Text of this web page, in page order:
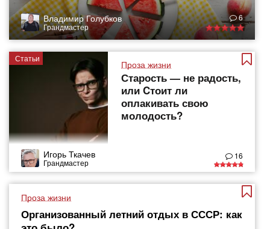
Владимир Голубков
Грандмастер
6
Статьи
Проза жизни
Старость — не радость,
или Cтоит ли
оплакивать свою
молодость?
Игорь Ткачев
Грандмастер
16
Проза жизни
Организованный летний отдых в СССР: как